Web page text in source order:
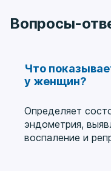
Вопросы-
Что
у женщин?
Определяет
эндометрия,
воспаление и